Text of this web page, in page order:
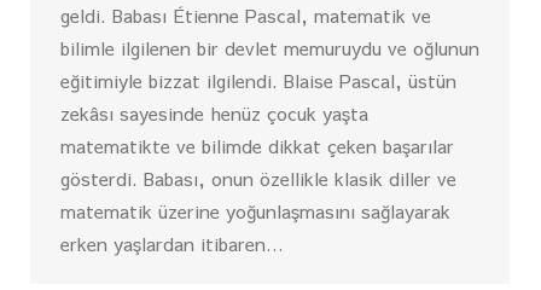
geldi. Babası Étienne Pascal, matematik ve
bilimle ilgilenen bir devlet memuruydu ve oğlunun
eğitimiyle bizzat ilgilendi. Blaise Pascal, üstün
zekâsı sayesinde henüz çocuk yaşta
matematikte ve bilimde dikkat çeken başarılar
gösterdi. Babası, onun özellikle klasik diller ve
matematik üzerine yoğunlaşmasını sağlayarak
erken yaşlardan itibaren…